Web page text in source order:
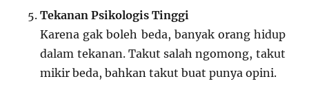
Tekanan Psikologis Tinggi
Karena gak boleh beda, banyak orang hidup
dalam tekanan. Takut salah ngomong, takut
mikir beda, bahkan takut buat punya opini.